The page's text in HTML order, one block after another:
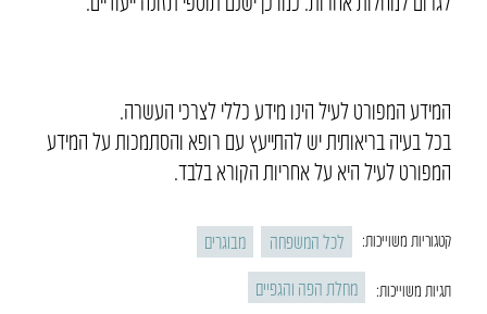
המידע המפורט לעיל הינו מידע כללי לצרכי העשרה.
בכל בעיה בריאותית יש להתייעץ עם רופא והסתמכות על המידע
המפורט לעיל היא על אחריות הקורא בלבד.
קטגוריות משוייכות: לכל המשפחה מבוגרים
תגיות משוייכות: מחלת הפה והגפיים